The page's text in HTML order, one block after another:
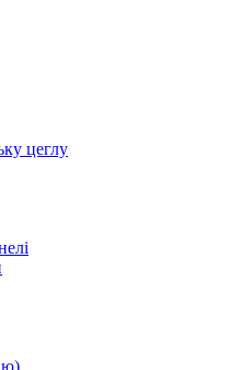
цеглу